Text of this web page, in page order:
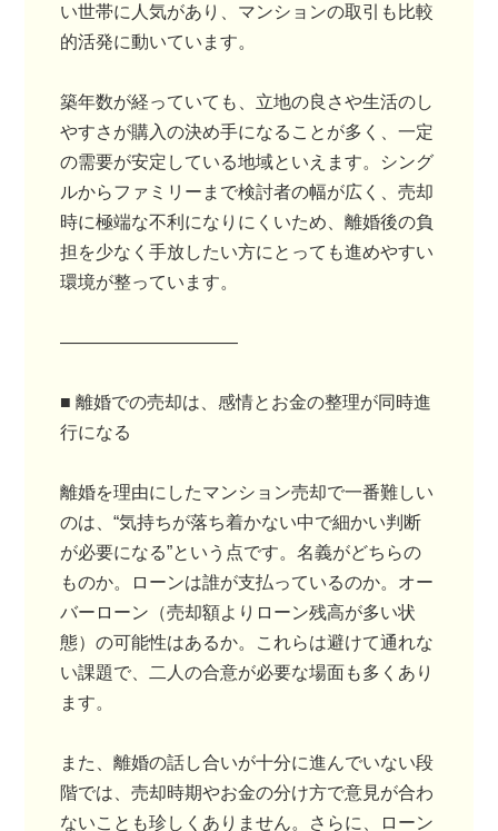
い世帯に人気があり、マンションの取引も比較
的活発に動いています。
築年数が経っていても、立地の良さや生活のし
やすさが購入の決め手になることが多く、一定
の需要が安定している地域といえます。シング
ルからファミリーまで検討者の幅が広く、売却
時に極端な不利になりにくいため、離婚後の負
担を少なく手放したい方にとっても進めやすい
環境が整っています。
――――――――――
■ 離婚での売却は、感情とお金の整理が同時進
行になる
離婚を理由にしたマンション売却で一番難しい
のは、“気持ちが落ち着かない中で細かい判断
が必要になる”という点です。名義がどちらの
ものか。ローンは誰が支払っているのか。オー
バーローン（売却額よりローン残高が多い状
態）の可能性はあるか。これらは避けて通れな
い課題で、二人の合意が必要な場面も多くあり
ます。
また、離婚の話し合いが十分に進んでいない段
階では、売却時期やお金の分け方で意見が合わ
ないことも珍しくありません。さらに、ローン